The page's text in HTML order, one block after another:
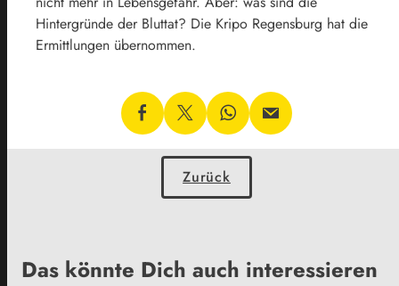
Hintergründe der Bluttat? Die Kripo Regensburg hat die
Ermittlungen übernommen.
Zurück
Das könnte Dich auch interessieren